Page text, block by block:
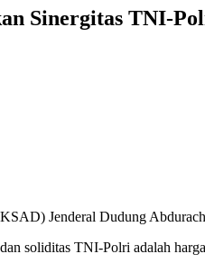
Sinergitas TNI-
Jenderal Dudung
soliditas TNI-Polri adalah